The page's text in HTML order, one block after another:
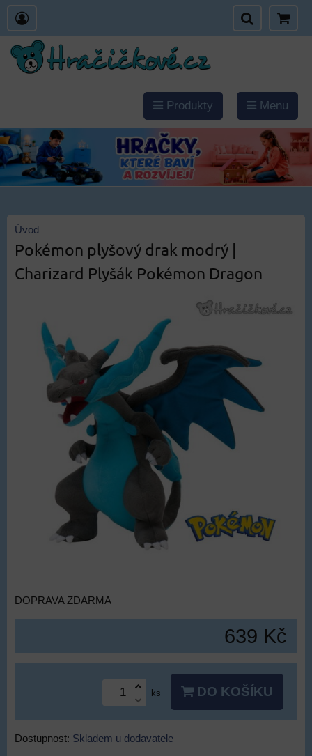
Produkty Menu
Úvod
Pokémon plyšový drak modrý |
Charizard Plyšák Pokémon Dragon
DOPRAVA ZDARMA
639 Kč
ks DO KOŠÍKU
Dostupnost: Skladem u dodavatele